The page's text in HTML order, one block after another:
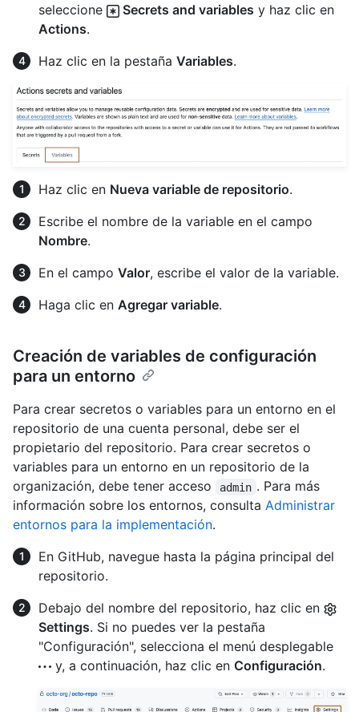
seleccione
Secrets and variables y haz clic en
Actions.
Haz clic en la pestaña Variables.
Haz clic en Nueva variable de repositorio.
Escribe el nombre de la variable en el campo
Nombre.
En el campo Valor, escribe el valor de la variable.
Haga clic en Agregar variable.
Creación de variables de configuración
para un entorno
Para crear secretos o variables para un entorno en el
repositorio de una cuenta personal, debe ser el
propietario del repositorio. Para crear secretos o
variables para un entorno en un repositorio de la
organización, debe tener acceso
admin . Para más
información sobre los entornos, consulta Administrar
entornos para la implementación.
En GitHub, navegue hasta la página principal del
repositorio.
Debajo del nombre del repositorio, haz clic en
Settings. Si no puedes ver la pestaña
"Configuración", selecciona el menú desplegable
y, a continuación, haz clic en Configuración.